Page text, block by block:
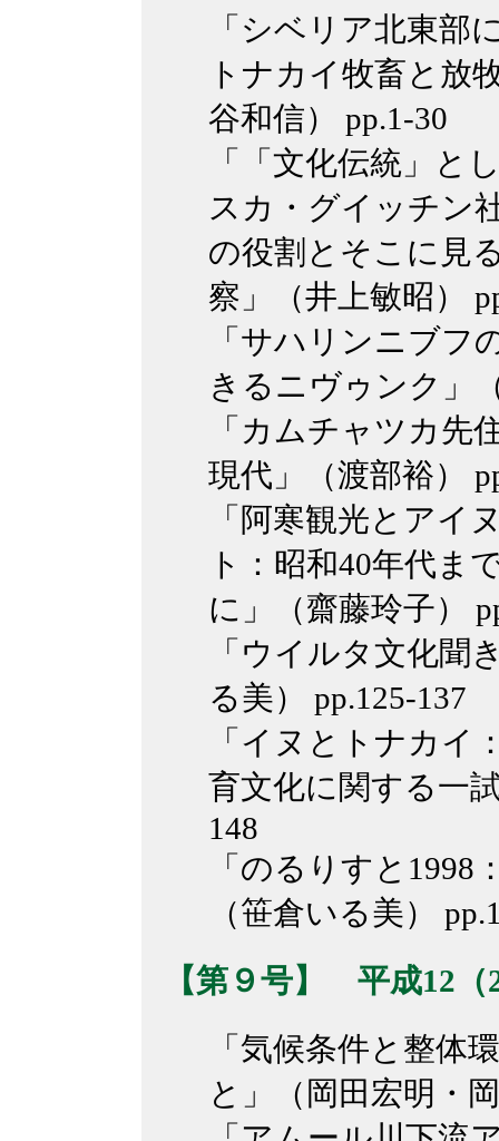
「シベリア北東部
トナカイ牧畜と放
谷和信） pp.1-30
「「文化伝統」と
スカ・グイッチン
の役割とそこに見
察」（井上敏昭）
「サハリンニブフ
きるニヴゥンク」
「カムチャツカ先
現代」（渡部裕）
「阿寒観光とアイ
ト：昭和40年代ま
に」（齋藤玲子）
「ウイルタ文化聞
る美） pp.125-137
「イヌとトナカイ
育文化に関する一
148
「のるりすと
（笹倉いる美）
【第９号】 平成12（
「気候条件と整体
と」（岡田宏明・